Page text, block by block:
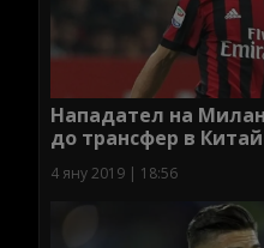
Нападател на
до трансфер в Китай
4 яну 2019 | 18:56